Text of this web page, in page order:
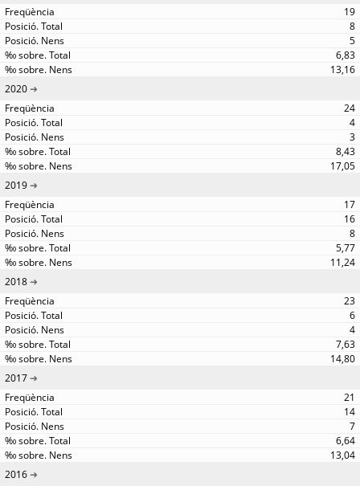
19
8
5
6,83
13,16
2020
24
4
3
8,43
17,05
2019
17
16
8
5,77
11,24
2018
23
6
4
7,63
14,80
2017
21
14
7
6,64
13,04
2016